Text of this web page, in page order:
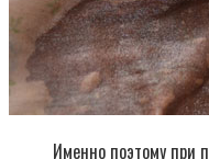
Именно поэтому при